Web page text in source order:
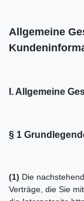
Allgemeine
I. Allgemeine
§ 1
(1) Die
Verträge, die Sie